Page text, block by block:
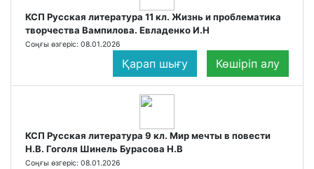
КСП Русская литература 11 кл. Жизнь и проблематика
творчества Вампилова. Евладенко И.Н
Соңғы өзгеріс: 08.01.2026
Қарап шығу Көшіріп алу
КСП Русская литература 9 кл. Мир мечты в повести
Н.В. Гоголя Шинель Бурасова Н.В
Соңғы өзгеріс: 08.01.2026